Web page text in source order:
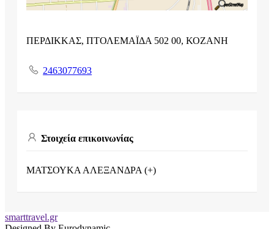
ΠΕΡΔΙΚΚΑΣ, ΠΤΟΛΕΜΑΪΔΑ 502 00, ΚΟΖΑΝΗ
2463077693
Στοιχεία επικοινωνίας
ΜΑΤΣΟΥΚΑ ΑΛΕΞΑΝΔΡΑ (+)
smarttravel.gr